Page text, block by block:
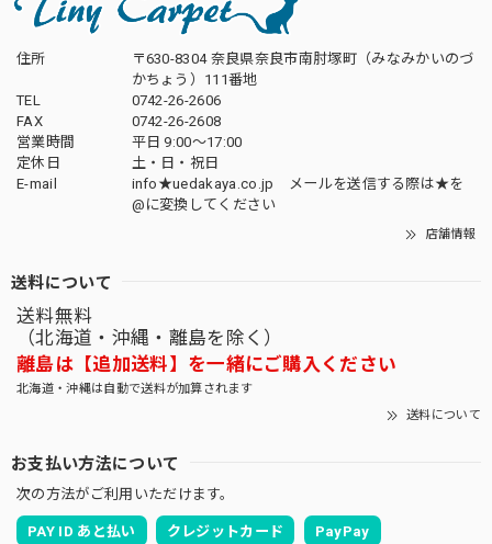
住所
〒630-8304 奈良県奈良市南肘塚町（みなみかいのづ
かちょう）111番地
TEL
0742-26-2606
FAX
0742-26-2608
営業時間
平日 9:00～17:00
定休日
土・日・祝日
E-mail
info★uedakaya.co.jp メールを送信する際は★を
@に変換してください
店舗情報
送料について
送料無料
（北海道・沖縄・離島を除く）
離島は【追加送料】を一緒にご購入ください
北海道・沖縄は自動で送料が加算されます
送料について
お支払い方法について
次の方法がご利用いただけます。
PAY ID あと払い クレジットカード PayPay